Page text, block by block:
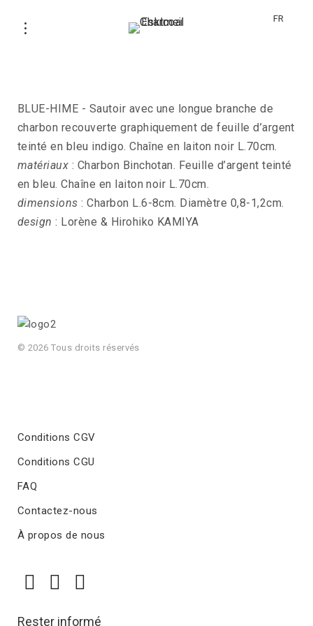
FR
BLUE-HIME - Sautoir avec une longue branche de
charbon recouverte graphiquement de feuille d’argent
teinté en bleu indigo. Chaîne en laiton noir L.70cm.
matériaux : Charbon Binchotan. Feuille d’argent teinté
en bleu. Chaîne en laiton noir L.70cm.
dimensions : Charbon L.6-8cm. Diamètre 0,8-1,2cm.
design : Lorène & Hirohiko KAMIYA
© 2026 Tous droits réservés
Conditions CGV
Conditions CGU
FAQ
Contactez-nous
À propos de nous
Rester informé